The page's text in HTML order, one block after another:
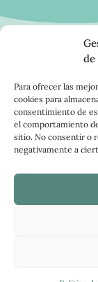
de
Para ofrecer las
cookies para
consentimiento de
el comportamiento
sitio. No consentir o
negativamente a
AVISO LEGAL